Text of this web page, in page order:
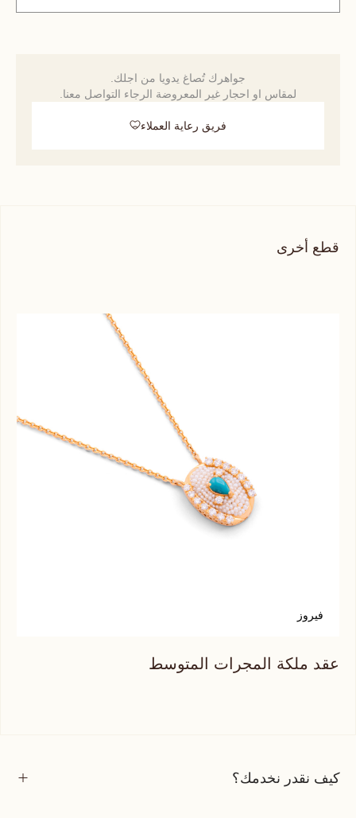
جواهرك تُصاغ يدويا من اجلك.
لمقاس او احجار غير المعروضة الرجاء التواصل معنا.
فريق رعاية العملاء
قطع أخرى
فيروز
عقد ملكة المجرات المتوسط
كيف نقدر نخدمك؟